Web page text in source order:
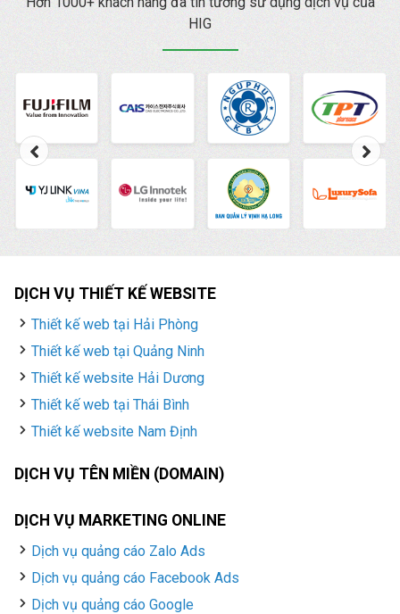
HIG
DỊCH VỤ THIẾT KẾ WEBSITE
Thiết kế web tại Hải Phòng
Thiết kế web tại Quảng Ninh
Thiết kế website Hải Dương
Thiết kế web tại Thái Bình
Thiết kế website Nam Định
DỊCH VỤ TÊN MIỀN (DOMAIN)
DỊCH VỤ MARKETING ONLINE
Dịch vụ quảng cáo Zalo Ads
Dịch vụ quảng cáo Facebook Ads
Dịch vụ quảng cáo Google